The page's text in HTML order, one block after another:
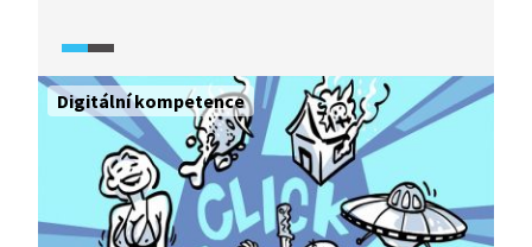
youtubeři. V Česku uspěl třeba Karel Kovář, známý
také jako Kovy, a v zahraničí jsou slavní například
Viral Brothers. Úspěšní tvůrci ale v poslední době
přecházejí na kontroverzní čínskou konkurenci
TikTok, protože YouTube začal přísněji vymáhat
pravidla používání a více dohlížet na obsah,
konspirace a lživé zprávy.
Digitální kompetence